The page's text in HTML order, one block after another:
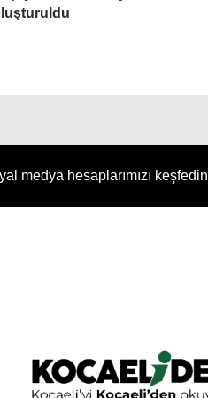
medya hesaplarımızı keşfedin